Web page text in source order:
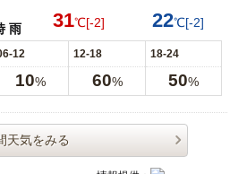
雨 31℃[-2] 22℃[-2]
12 12-18 18-24
10% 60% 50%
天気をみる